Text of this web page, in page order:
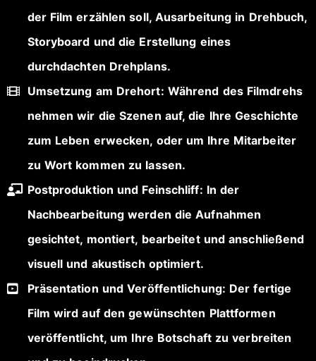
der Film erzählen soll, Ausarbeitung in Drehbuch,
Storyboard und die Erstellung eines
durchdachten Drehplans.
Umsetzung am Drehort: Während des Filmdrehs
nehmen wir die Szenen auf, die Ihre Geschichte
zum Leben erwecken, oder um Ihre Mitarbeiter
zu Wort kommen zu lassen.
Postproduktion und Feinschliff: In der
Nachbearbeitung werden die Aufnahmen
gesichtet, montiert, bearbeitet und anschließend
visuell und akustisch optimiert.
Präsentation und Veröffentlichung: Der fertige
Film wird auf den gewünschten Plattformen
veröffentlicht, um Ihre Botschaft zu verbreiten